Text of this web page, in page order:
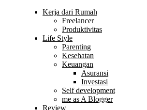
Kerja dari Rumah
Freelancer
Produktivitas
Life Style
Parenting
Kesehatan
Keuangan
Asuransi
Investasi
Self development
me as A Blogger
Review